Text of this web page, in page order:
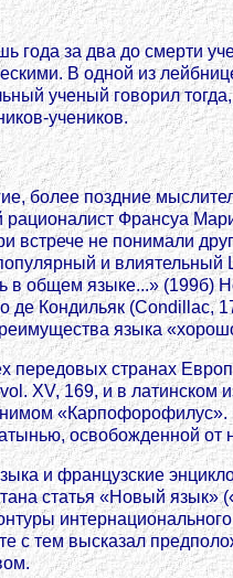
года за два до смерти
В одной из
ученый говорил
учеников.
более поздние
Франсуа
встрече не понимали
и
общем языке...» (199б)
де Кондильяк
языка
передовых странах
XV, 169, и в
освобожденной от
и французские
статья «Новый язык»
с тем высказал